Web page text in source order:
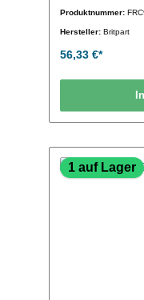
Produktnummer:
Hersteller: Britpart
56,33 €*
1 auf Lager